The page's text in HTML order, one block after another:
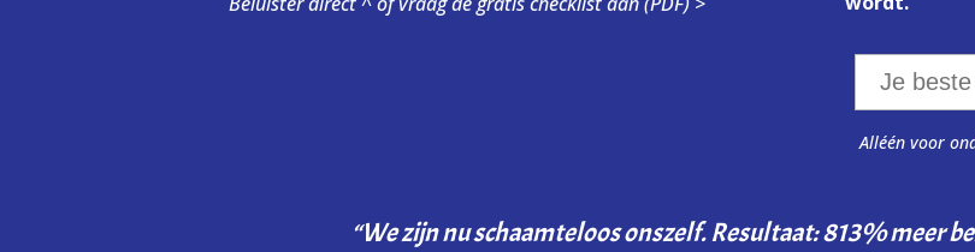
Alléén voor
“We zijn nu schaamteloos onszelf. Resultaat: 813% meer